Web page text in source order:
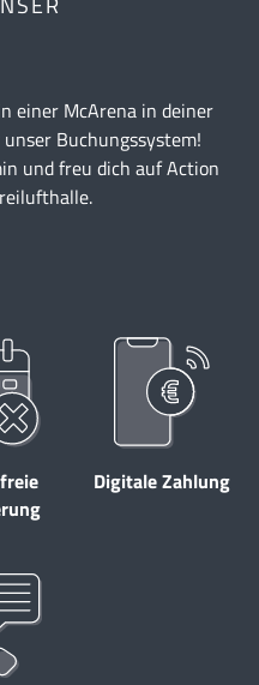
einer McArena in deiner
Buchungssystem!
und freu dich auf Action
Digitale Zahlung